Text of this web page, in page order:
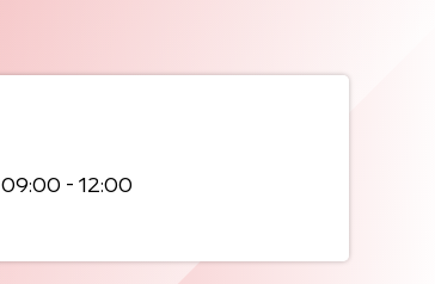
09:00 - 12:00